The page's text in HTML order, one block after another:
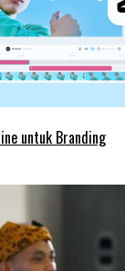
untuk Branding